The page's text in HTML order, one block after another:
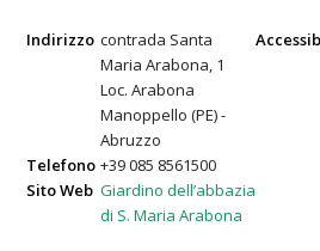
Indirizzo contrada Santa
Maria Arabona, 1
Loc. Arabona
Manoppello (PE) -
Abruzzo
Telefono +39 085 8561500
Sito Web Giardino dell’abbazia
di S. Maria Arabona